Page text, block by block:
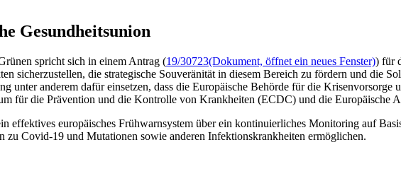
Gesundheitsunion
spricht sich in einem Antrag (19/30723(Dokument, öffnet ein neues Fenster)) für
sicherzustellen, die strategische Souveränität in diesem Bereich zu fördern und die
unter anderem dafür einsetzen, dass die Europäische Behörde für die
für die Prävention und die Kontrolle von Krankheiten (ECDC) und die Europäische
effektives europäisches Frühwarnsystem über ein kontinuierliches Monitoring auf
zu Covid-19 und Mutationen sowie anderen Infektionskrankheiten ermöglichen.